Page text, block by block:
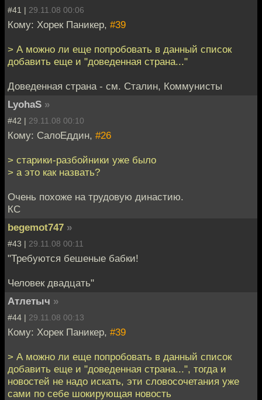
#41 | 29.11.08 00:06
Кому: Хорек Паникер, #39
> А можно ли еще попробовать в данный список
добавить еще и "доведенная страна..."
Доведенная страна - см. Сталин, Коммунисты
LyohaS »
#42 | 29.11.08 00:10
Кому: СалоЕддин, #26
> старики-разбойники уже было
> а это как назвать?
Очень похоже на трудовую династию.
КС
begemot747 »
#43 | 29.11.08 00:11
"Требуются бешеные бабки!
Человек двадцать"
Атлетыч »
#44 | 29.11.08 00:13
Кому: Хорек Паникер, #39
> А можно ли еще попробовать в данный список
добавить еще и "доведенная страна...", тогда и
новостей не надо искать, эти словосочетания уже
сами по себе шокирующая новость